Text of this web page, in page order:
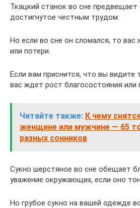
Ткацкий станок во сне предвещает
достигнутое честным трудом.
Но если во сне он сломался, то вас
или потери.
Если вам приснится, что вы видите
вас ждет рост благосостояния или
Читайте также: К чему
женщине или мужчине — 65
разных сонников
Сукно шерстяное во сне обещает
уважение окружающих, если оно
Но грубое сукно на вашей одежде